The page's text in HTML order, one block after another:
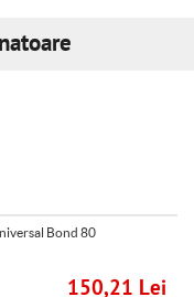
Bond 80
150,21 Lei